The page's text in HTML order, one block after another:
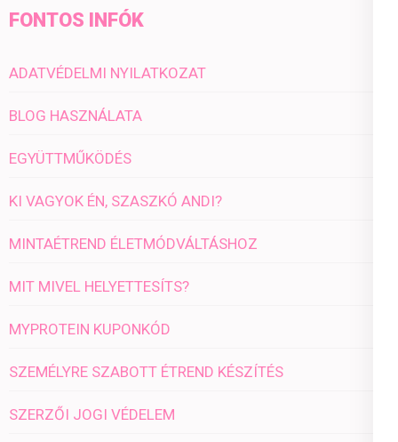
FONTOS INFÓK
ADATVÉDELMI NYILATKOZAT
BLOG HASZNÁLATA
EGYÜTTMŰKÖDÉS
KI VAGYOK ÉN, SZASZKÓ ANDI?
MINTAÉTREND ÉLETMÓDVÁLTÁSHOZ
MIT MIVEL HELYETTESÍTS?
MYPROTEIN KUPONKÓD
SZEMÉLYRE SZABOTT ÉTREND KÉSZÍTÉS
SZERZŐI JOGI VÉDELEM